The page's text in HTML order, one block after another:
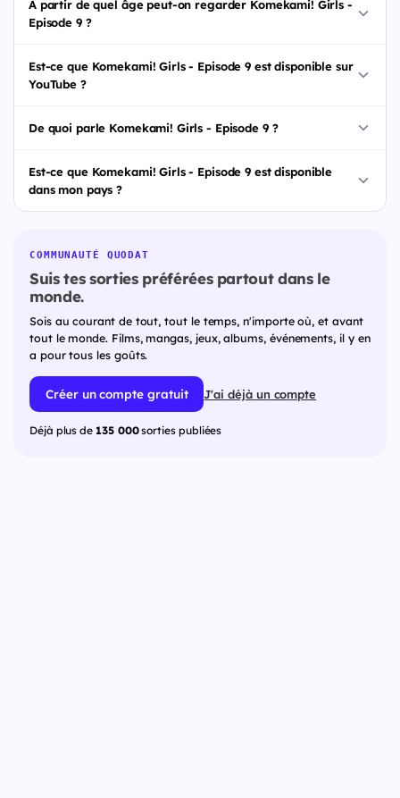
À partir de quel âge peut-on regarder Komekami! Girls -
Episode 9 ?
Est-ce que Komekami! Girls - Episode 9 est disponible sur
YouTube ?
De quoi parle Komekami! Girls - Episode 9 ?
Est-ce que Komekami! Girls - Episode 9 est disponible
dans mon pays ?
COMMUNAUTÉ QUODAT
Suis tes sorties préférées partout dans le
monde.
Sois au courant de tout, tout le temps, n'importe où, et avant
tout le monde. Films, mangas, jeux, albums, événements, il y en
a pour tous les goûts.
Créer un compte gratuit J'ai déjà un compte
Déjà plus de 135 000sorties publiées